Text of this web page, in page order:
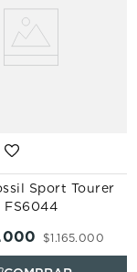
Sport Tourer
FS6044
$1 .165.000
000